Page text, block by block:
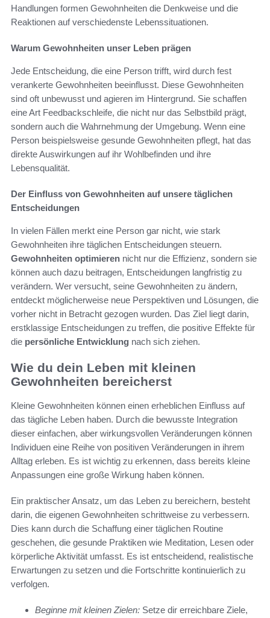
Handlungen formen Gewohnheiten die Denkweise und die
Reaktionen auf verschiedenste Lebenssituationen.
Warum Gewohnheiten unser Leben prägen
Jede Entscheidung, die eine Person trifft, wird durch fest
verankerte Gewohnheiten beeinflusst. Diese Gewohnheiten
sind oft unbewusst und agieren im Hintergrund. Sie schaffen
eine Art Feedbackschleife, die nicht nur das Selbstbild prägt,
sondern auch die Wahrnehmung der Umgebung. Wenn eine
Person beispielsweise gesunde Gewohnheiten pflegt, hat das
direkte Auswirkungen auf ihr Wohlbefinden und ihre
Lebensqualität.
Der Einfluss von Gewohnheiten auf unsere täglichen
Entscheidungen
In vielen Fällen merkt eine Person gar nicht, wie stark
Gewohnheiten ihre täglichen Entscheidungen steuern.
Gewohnheiten optimieren nicht nur die Effizienz, sondern sie
können auch dazu beitragen, Entscheidungen langfristig zu
verändern. Wer versucht, seine Gewohnheiten zu ändern,
entdeckt möglicherweise neue Perspektiven und Lösungen, die
vorher nicht in Betracht gezogen wurden. Das Ziel liegt darin,
erstklassige Entscheidungen zu treffen, die positive Effekte für
die persönliche Entwicklung nach sich ziehen.
Wie du dein Leben mit kleinen
Gewohnheiten bereicherst
Kleine Gewohnheiten können einen erheblichen Einfluss auf
das tägliche Leben haben. Durch die bewusste Integration
dieser einfachen, aber wirkungsvollen Veränderungen können
Individuen eine Reihe von positiven Veränderungen in ihrem
Alltag erleben. Es ist wichtig zu erkennen, dass bereits kleine
Anpassungen eine große Wirkung haben können.
Ein praktischer Ansatz, um das Leben zu bereichern, besteht
darin, die eigenen Gewohnheiten schrittweise zu verbessern.
Dies kann durch die Schaffung einer täglichen Routine
geschehen, die gesunde Praktiken wie Meditation, Lesen oder
körperliche Aktivität umfasst. Es ist entscheidend, realistische
Erwartungen zu setzen und die Fortschritte kontinuierlich zu
verfolgen.
Beginne mit kleinen Zielen: Setze dir erreichbare Ziele,